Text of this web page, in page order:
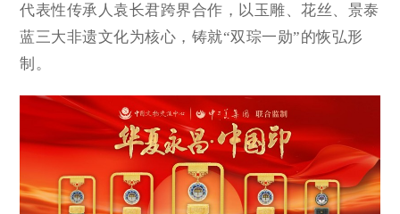
代表性传承人袁长君跨界合作，以玉雕、花丝、景泰
蓝三大非遗文化为核心，铸就“双琮一勋”的恢弘形
制。